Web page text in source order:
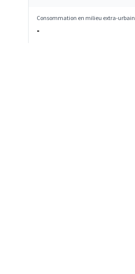
Consommation en milieu extra-urbain
-